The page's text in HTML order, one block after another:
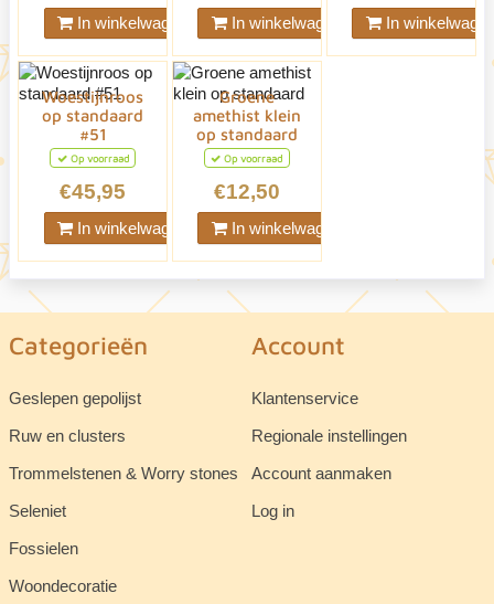
In winkelwagen In winkelwagen In
Woestijnroos
op standaard
#51
Op voorraad
€45,95
In winkelwagen
Groene
amethist klein
op standaard
Op voorraad
€12,50
In winkelwagen
Categorieën
Geslepen gepolijst
Ruw en clusters
Trommelstenen & Worry stones
Seleniet
Fossielen
Woondecoratie
Account
Klantenservice
Regionale instellingen
Account aanmaken
Log in